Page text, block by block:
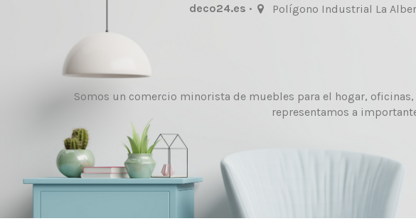
deco24.es · Polígono Industrial La
Somos un comercio minorista de muebles para el hogar,
representamos a